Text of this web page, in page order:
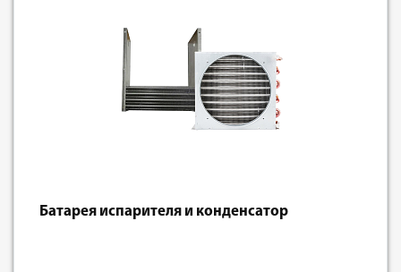
Батарея испарителя и конденсатор